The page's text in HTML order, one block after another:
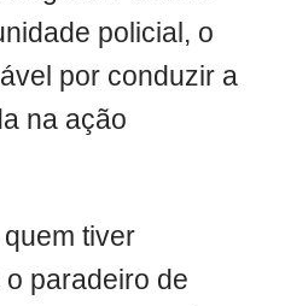
policial, o
por conduzir a
na ação
tiver
paradeiro de